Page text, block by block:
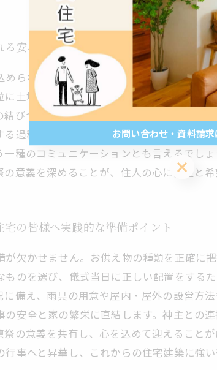
安心感と心のつながり
られた意味や役割を深く理解することは
土地の恵みや作り手の努力が込められて
びつきを強める媒介としての役割を果た
過程で、土地の神様との精神的なつなが
種のコミュニケーションとも言えるでし
意義を深めることが、住人の心に安定と
の皆様へ実践的な準備ポイント
欠かせません。お供え物の種類を正確に
のを選び、儀式当日に正しい配置をする
備え、雨具の用意や屋内・屋外の設営方
安全と家の繁栄に直結します。神主との
の意義を共有し、心を込めて迎えること
事へと昇華し、これからの住宅建築に強い
お問い合わせ・資料請求
お問い合わせ・資料請求